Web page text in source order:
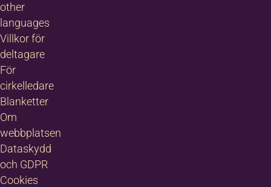
other
languages
Villkor för
deltagare
För
cirkelledare
Blanketter
Om
webbplatsen
Dataskydd
och GDPR
Cookies